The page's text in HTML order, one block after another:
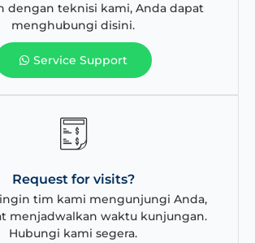
dengan teknisi kami, Anda dapat
menghubungi disini.
Service Support
Request for visits?
tim kami mengunjungi Anda,
menjadwalkan waktu kunjungan.
Hubungi kami segera.